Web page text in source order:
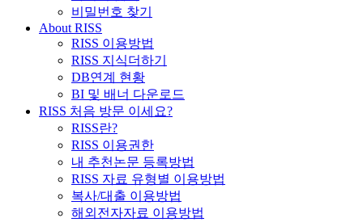
비밀번호 찾기
About RISS
RISS 이용방법
RISS 지식더하기
DB연계 현황
BI 및 배너 다운로드
RISS 처음 방문 이세요?
RISS란?
RISS 이용권한
내 추천논문 등록방법
RISS 자료 유형별 이용방법
복사/대출 이용방법
해외전자자료 이용방법